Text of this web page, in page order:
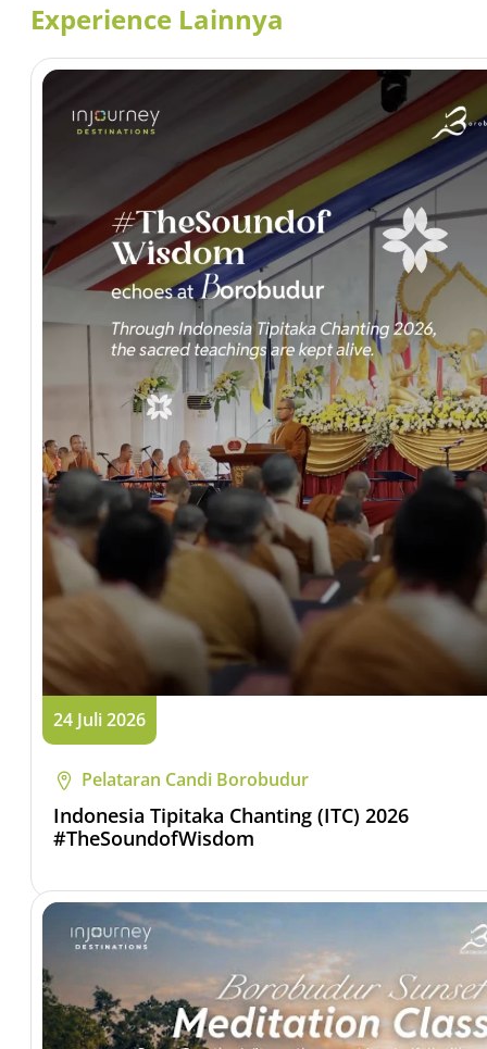
Experience Lainnya
24 Juli 2026
Pelataran Candi Borobudur
Indonesia Tipitaka Chanting (ITC) 2026
#TheSoundofWisdom